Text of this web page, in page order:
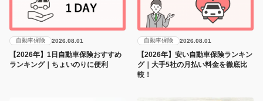
自動車保険 2026.08.01
【2026年】1日自動車保険おすすめ
ランキング｜ちょいのりに便利
自動車保険 2026.08.01
【2026年】安い自動車保険ランキン
グ｜大手5社の月払い料金を徹底比
較！